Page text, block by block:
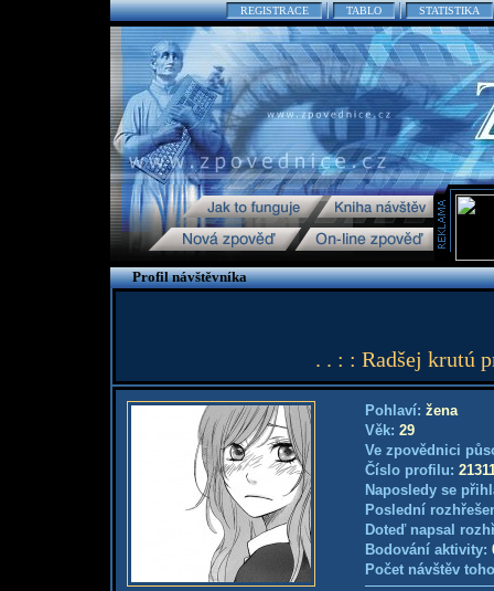
REGISTRACE TABLO STATISTIKA
Profil návštěvníka
. . : : Radšej krutú
Pohlaví: žena
Věk: 29
Ve zpovědnici
Číslo profilu:
Naposledy se
Poslední
Doteď napsal
Bodování aktivity:
Počet návštěv